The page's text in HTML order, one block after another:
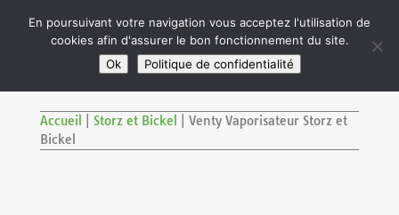

SITE RÉSERVÉ AUX ADULTES DE PLUS DE 18 ANS
Accueil Storz et Bickel
Venty Vaporisateur Storz et
Bickel
En poursuivant votre navigation vous acceptez l'utilisation de
cookies afin d'assurer le bon fonctionnement du site.
Ok
Politique de confidentialité